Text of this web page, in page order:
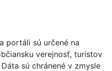
portáli sú určené na
verejnosť, turistov
sú chránené v zmysle